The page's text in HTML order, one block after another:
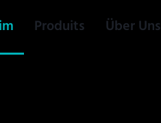
Produits Über Uns